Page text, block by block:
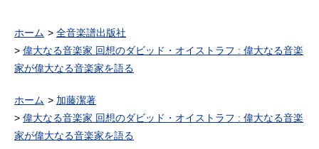
ホーム
全音楽譜出版社
偉大なる音楽家 回想のダビッド・オイストラフ : 偉大なる音楽
家が偉大なる音楽家を語る
ホーム
加藤潔著
偉大なる音楽家 回想のダビッド・オイストラフ : 偉大なる音楽
家が偉大なる音楽家を語る